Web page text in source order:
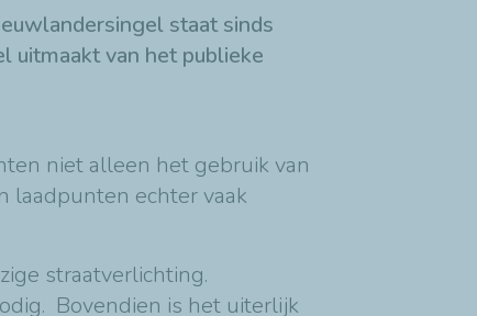
staat sinds
uitmaakt van het publieke
niet alleen het gebruik van
laadpunten echter vaak
straatverlichting.
Bovendien is het uiterlijk